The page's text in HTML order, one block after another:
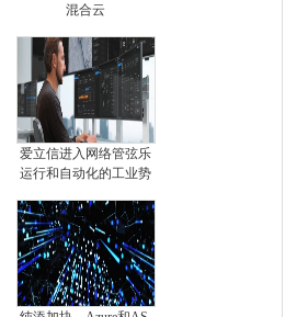
混合云
爱立信进入网络管弦乐
运行和自动化的工业势